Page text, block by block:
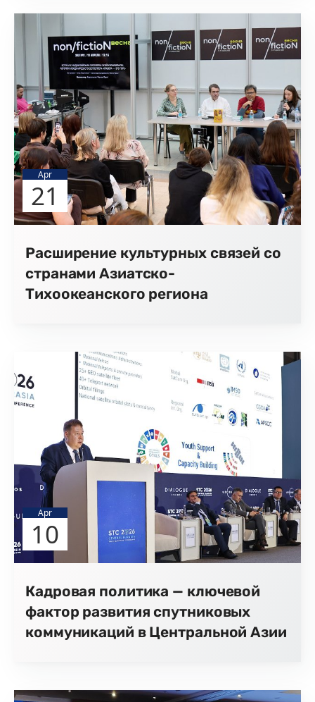
Apr
21
Расширение культурных связей со
странами Азиатско-
Тихоокеанского региона
Apr
10
Кадровая политика — ключевой
фактор развития спутниковых
коммуникаций в Центральной Азии